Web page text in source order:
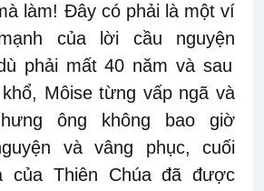
làm! Đây có phải là một ví
của lời cầu nguyện
phải mất 40 năm và sau
Môise từng vấp ngã và
ông không bao giờ
và vâng phục, cuối
của Thiên Chúađã được